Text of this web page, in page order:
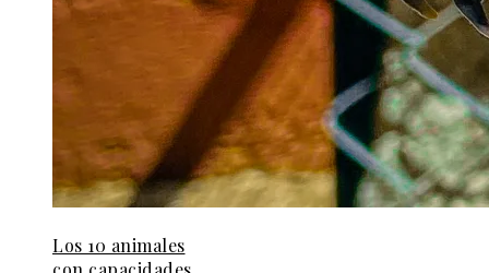
Los 10 animales